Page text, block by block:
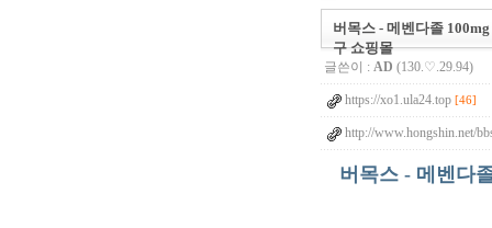
버목스 - 메벤다졸
구 쇼핑몰
글쓴이 : AD (130.♡.29.94)
https://xo1.ula24.top [46]
http://www.hongshin.net/
버목스 - 메벤다